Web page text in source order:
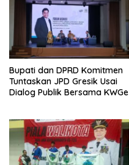
Bupati dan DPRD Komitmen
Tuntaskan JPD Gresik Usai
Dialog Publik Bersama KWGe